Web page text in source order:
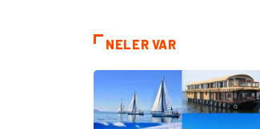
NELER VAR